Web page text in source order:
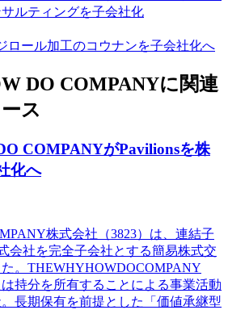
ルティングを子会社化
ロール加工のコウナンを子会社化へ
DO COMPANYに関連
ス
COMPANYがPavilionsを株
化へ
株式会社（3823）は、連結子
会社を完全子会社とする簡易株式交
。THEWHYHOWDOCOMPANY
持分を所有することによる事業活動
長期保有を前提とした「価値承継型